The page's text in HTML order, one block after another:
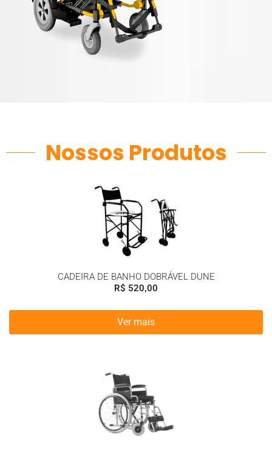
Nossos Produtos
CADEIRA DE BANHO DOBRÁVEL DUNE
R$ 520,00
Ver mais